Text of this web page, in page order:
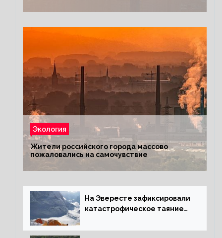
Экология
Жители российского города массово
пожаловались на самочувствие
На Эвересте зафиксировали
катастрофическое таяние